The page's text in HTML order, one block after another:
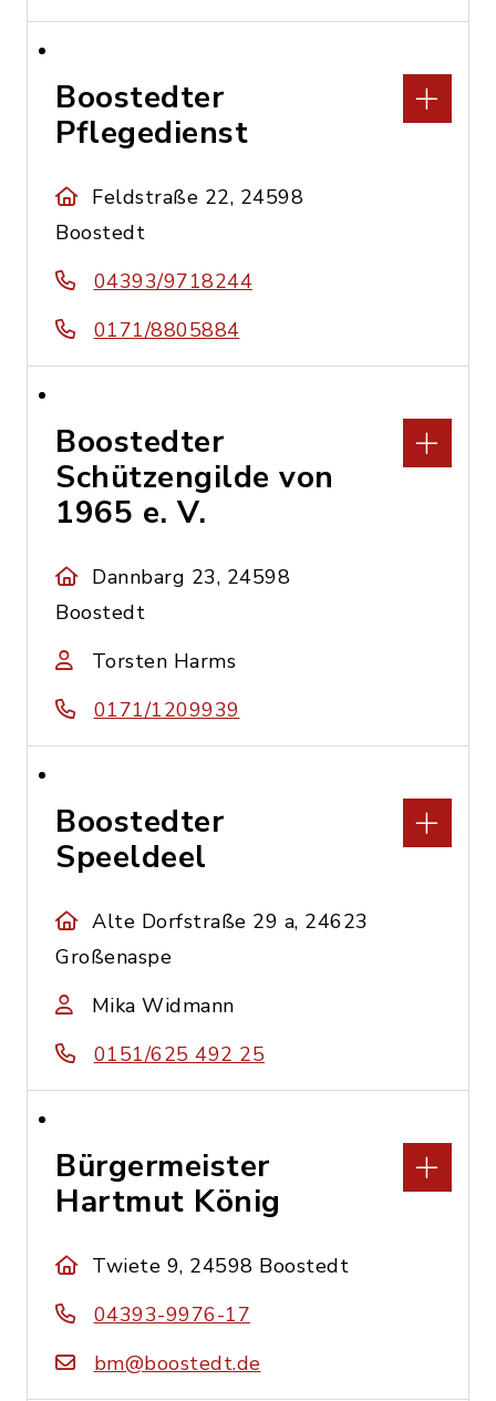
Boostedter
Pflegedienst
Feldstraße 22, 24598
Boostedt
04393/9718244
0171/8805884
Boostedter
Schützengilde von
1965 e. V.
Dannbarg 23, 24598
Boostedt
Torsten Harms
0171/1209939
Boostedter
Speeldeel
Alte Dorfstraße 29 a, 24623
Großenaspe
Mika Widmann
0151/625 492 25
Bürgermeister
Hartmut König
Twiete 9, 24598 Boostedt
04393-9976-17
bm@boostedt.de